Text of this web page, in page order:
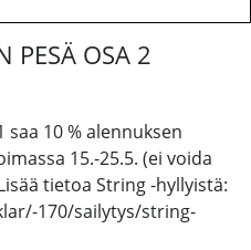
PESÄ OSA 2
10 % alennuksen
15.-25.5. (ei voida
tietoa String -hyllyistä:
170/sailytys/string-